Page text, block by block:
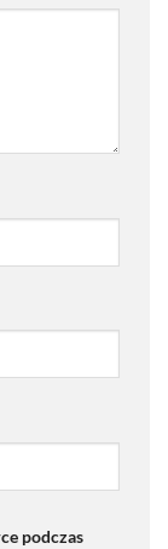
podczas